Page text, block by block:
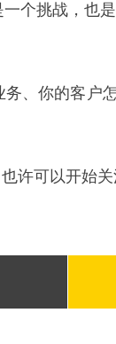
个挑战，
、你的客
许可以开始关